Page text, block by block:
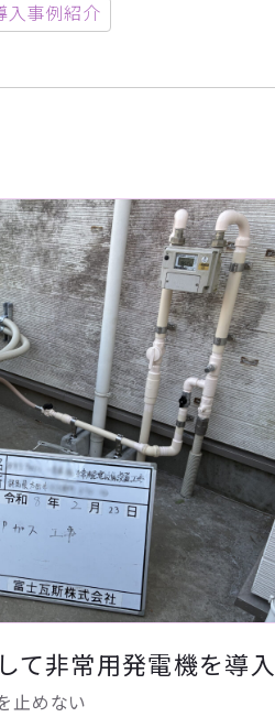
入事例紹介
て非常用発電機を導入
止めない